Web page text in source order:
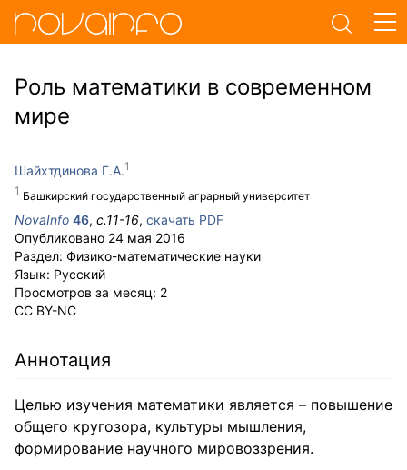
Роль математики в современном
мире
Шайхтдинова Г.А.
Башкирский государственный аграрный университет
NovaInfo 46, с.11-16, скачать PDF
Опубликовано 24 мая 2016
Раздел: Физико-математические науки
Язык: Русский
Просмотров за месяц: 2
CC BY-NC
Аннотация
Целью изучения математики является – повышение
общего кругозора, культуры мышления,
формирование научного мировоззрения.